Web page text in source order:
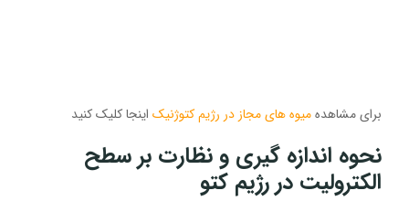
برای مشاهدهمیوه های مجاز در رژیم کتوژنیک اینجا کلیک کنید
نحوه اندازه گیری و نظارت بر سطح
الکترولیت در رژیم کتو